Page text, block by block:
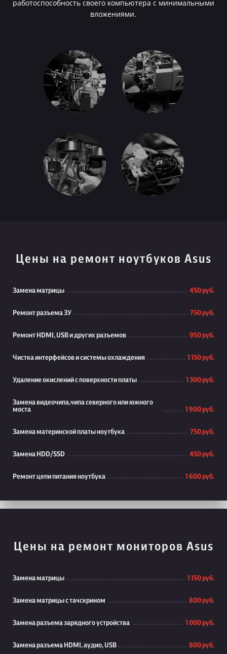
работоспособность своего компьютера с минимальными
вложениями.
Цены на ремонт ноутбуков Asus
Замена матрицы 450 руб.
Ремонт разъема ЗУ 750 руб.
Ремонт HDMI, USB и других разъемов 950 руб.
Чистка интерфейсов и системы охлаждения 1 150 руб.
Удаление окислений с поверхности платы 1 300 руб.
Замена видеочипа,чипа северного или южного
моста
1 900 руб.
Замена материнской платы ноутбука 750 руб.
Замена HDD/SSD 450 руб.
Ремонт цепи питания ноутбука 1 600 руб.
Цены на ремонт мониторов Asus
Замена матрицы 1 150 руб.
Замена матрицы с тачскрином 800 руб.
Замена разъема зарядного устройства 1 000 руб.
Замена разъема HDMI, аудио, USB 800 руб.